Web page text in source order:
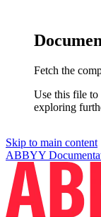
Fetch the
Use this file to
exploring
Skip to main content
ABBYY